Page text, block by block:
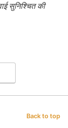
सुनिश्चित की
Back to top